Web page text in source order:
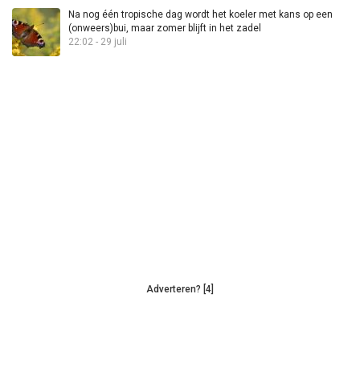
Na nog één tropische dag wordt het koeler met kans op een
(onweers)bui, maar zomer blijft in het zadel
22:02 - 29 juli
Adverteren? [4]